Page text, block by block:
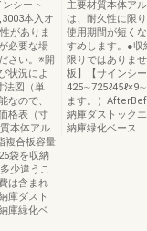
シート
本入オ
がありま
必要な場
さい。※開
状況によ
法図（単
なので、
格表（寸
本体アル
複合板容量
袋を収納
少違うこ
は含まれ
庫ダスト
庫緑化ベ
主要材質本体ア
は、耐久性に限
使用期間が短く
すめします。●収
限りではありま
板】【サインシ
ます。）
納庫ダストック
納庫緑化ベース